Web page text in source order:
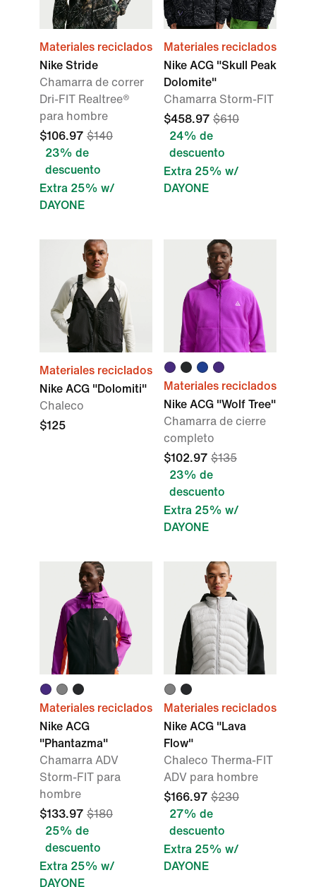
Materiales reciclados
Nike Stride
Chamarra de correr
Dri-FIT Realtree®
para hombre
$106.97 $140
23% de
descuento
Extra 25% w/
DAYONE
Materiales reciclados
Nike ACG "Skull Peak
Dolomite"
Chamarra Storm-FIT
$458.97 $610
24% de
descuento
Extra 25% w/
DAYONE
Materiales reciclados
Nike ACG "Dolomiti"
Chaleco
$125
Materiales reciclados
Nike ACG "Wolf Tree"
Chamarra de cierre
completo
$102.97 $135
23% de
descuento
Extra 25% w/
DAYONE
Materiales reciclados
Nike ACG
"Phantazma"
Chamarra ADV
Storm-FIT para
hombre
$133.97 $180
25% de
descuento
Extra 25% w/
DAYONE
Materiales reciclados
Nike ACG "Lava
Flow"
Chaleco Therma-FIT
ADV para hombre
$166.97 $230
27% de
descuento
Extra 25% w/
DAYONE